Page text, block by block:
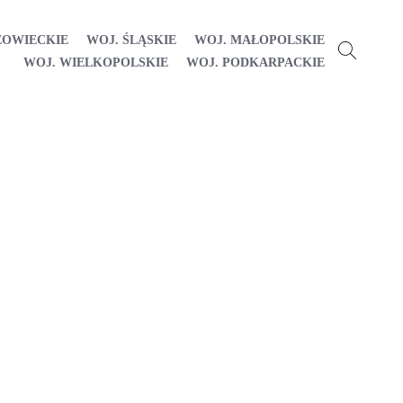
WOJ. ŚLĄSKIE
WOJ. MAŁOPOLSKIE
WOJ. WIELKOPOLSKIE
WOJ. PODKARPACKIE